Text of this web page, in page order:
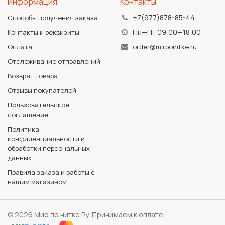
Способы получения заказа
Контакты и реквизиты
Оплата
Отслеживание отправлений
Возврат товара
Отзывы покупателей
Пользовательское
соглашение
Политика
конфиденциальности и
обработки персональных
данных
Правила заказа и работы с
нашим магазином
+7(977)878-85-44
Пн—Пт 09:00—18:00
order@mirponitke.ru
© 2026 Мир по нитке.Ру. Принимаем к оплате